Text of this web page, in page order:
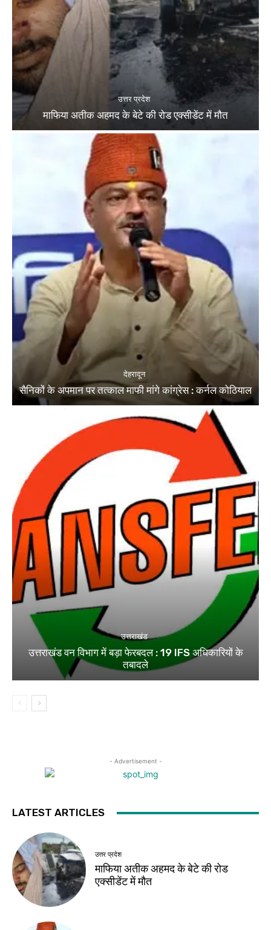
उत्तर प्रदेश
माफिया अतीक अहमद के बेटे की रोड एक्सीडेंट में मौत
देहरादून
सैनिकों के अपमान पर तत्काल माफी मांगे कांग्रेस : कर्नल कोठियाल
उत्तराखंड
उत्तराखंड वन विभाग में बड़ा फेरबदल : 19 IFS अधिकारियों के
तबादले
- Advertisement -
LATEST ARTICLES
उत्तर प्रदेश
माफिया अतीक अहमद के बेटे की रोड
एक्सीडेंट में मौत